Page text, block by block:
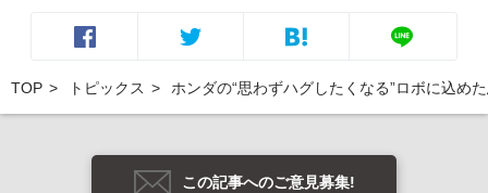
TOP トピックス ホンダの“思わずハグしたくなる”ロボに込め
この記事へのご意見募集!